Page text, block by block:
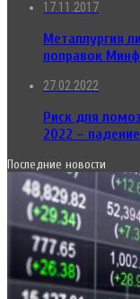
17.11.2017
Металлургия
поправок
27.02.2022
Риск для
2022 –
Последние новости